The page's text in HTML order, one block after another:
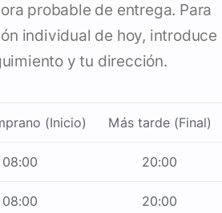
probable de entrega. Para
individual de hoy, introduce
y tu dirección.
(Inicio) Más tarde (Final)
08:00 20:00
08:00 20:00